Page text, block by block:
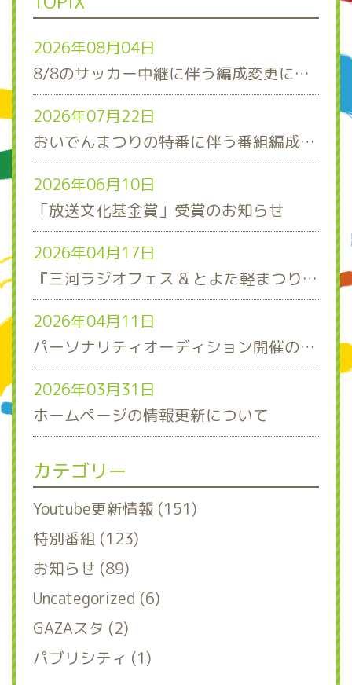
2026年08月04日
8/8のサッカー中継に伴う編成変更について
2026年07月22日
おいでんまつりの特番に伴う番組編成について
2026年06月10日
「放送文化基金賞」受賞のお知らせ
2026年04月17日
『三河ラジオフェス & とよた軽まつり』ステージスケジュール発表！
2026年04月11日
パーソナリティオーディション開催のお知らせ
2026年03月31日
ホームページの情報更新について
カテゴリー
Youtube更新情報 (151)
特別番組 (123)
お知らせ (89)
Uncategorized (6)
GAZAスタ (2)
パブリシティ (1)